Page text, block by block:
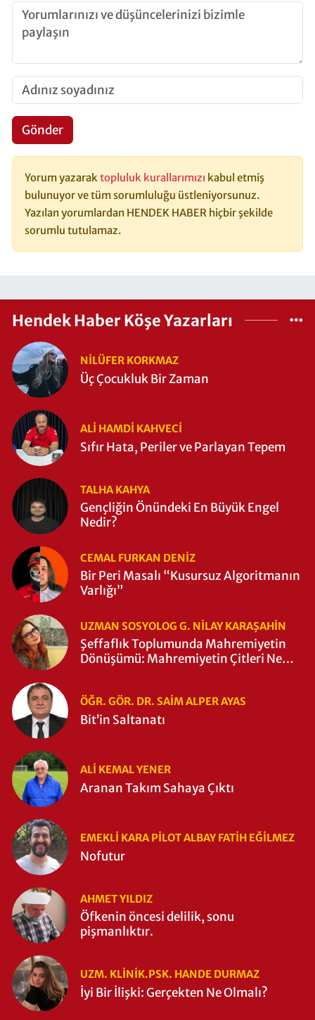
Gönder
Yorum yazaraktopluluk kurallarımızı kabul etmiş
bulunuyor ve tüm sorumluluğu üstleniyorsunuz.
Yazılan yorumlardan HENDEK HABER hiçbir şekilde
sorumlu tutulamaz.
Hendek Haber Köşe Yazarları
NILÜFER KORKMAZ
Üç Çocukluk Bir Zaman
ALI HAMDI KAHVECİ
Sıfır Hata, Periler ve Parlayan Tepem
TALHA KAHYA
Gençliğin Önündeki En Büyük Engel
Nedir?
CEMAL FURKAN DENİZ
Bir Peri Masalı “Kusursuz Algoritmanın
Varlığı”
UZMAN SOSYOLOG G. NILAY KARAŞAHİN
Şeffaflık Toplumunda Mahremiyetin
Dönüşümü: Mahremiyetin Çitleri Ne
ÖĞR. GÖR. DR. SAIM ALPER AYAS
Bit’in Saltanatı
ALI KEMAL YENER
Aranan Takım Sahaya Çıktı
EMEKLI KARA PILOT ALBAY FATIH EĞİLMEZ
Nofutur
AHMET YILDIZ
Öfkenin öncesi delilik, sonu
pişmanlıktır.
UZM. KLINIK.PSK. HANDE DURMAZ
İyi Bir İlişki: Gerçekten Ne Olmalı?